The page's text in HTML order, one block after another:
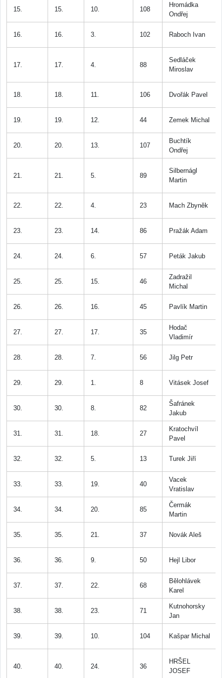
15. 15. 10. 108
Hromádka
Ondřej
16. 16. 3. 102 Raboch Ivan
17. 17. 4. 88
Sedláček
Miroslav
18. 18. 11. 106 Dvořák Pavel
19. 19. 12. 44 Zemek Michal
20. 20. 13. 107
Buchtík
Ondřej
21. 21. 5. 89
Silbernágl
Martin
22. 22. 4. 23 Mach Zbyněk
23. 23. 14. 86 Pražák Adam
24. 24. 6. 57 Peták Jakub
25. 25. 15. 46
Zadražil
Michal
26. 26. 16. 45 Pavlík Martin
27. 27. 17. 35
Hodač
Vladimír
28. 28. 7. 56 Jilg Petr
29. 29. 1. 8 Vitásek Josef
30. 30. 8. 82
Šafránek
Jakub
31. 31. 18. 27
Kratochvíl
Pavel
32. 32. 5. 13 Turek Jiří
33. 33. 19. 40
Vacek
Vratislav
34. 34. 20. 85
Čermák
Martin
35. 35. 21. 37 Novák Aleš
36. 36. 9. 50 Hejl Libor
37. 37. 22. 68
Bělohlávek
Karel
38. 38. 23. 71
Kutnohorsky
Jan
39. 39. 10. 104 Kašpar Michal
40. 40. 24. 36
HRŠEL
JOSEF